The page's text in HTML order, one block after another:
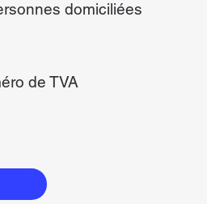
domiciliées
de TVA